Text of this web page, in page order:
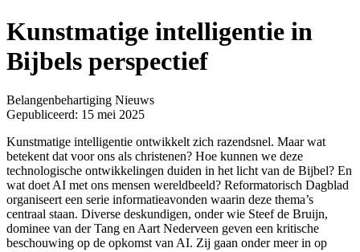
Kunstmatige intelligentie in
Bijbels perspectief
Belangenbehartiging Nieuws
Gepubliceerd: 15 mei 2025
Kunstmatige intelligentie ontwikkelt zich razendsnel. Maar wat
betekent dat voor ons als christenen? Hoe kunnen we deze
technologische ontwikkelingen duiden in het licht van de Bijbel? En
wat doet AI met ons mensen wereldbeeld? Reformatorisch Dagblad
organiseert een serie informatieavonden waarin deze thema’s
centraal staan. Diverse deskundigen, onder wie Steef de Bruijn,
dominee van der Tang en Aart Nederveen geven een kritische
beschouwing op de opkomst van AI. Zij gaan onder meer in op